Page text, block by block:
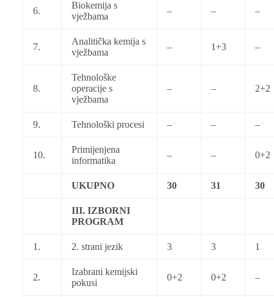
6.
Biokemija s
vježbama
– – –
7.
Analitička kemija s
vježbama
– 1+3 –
8.
Tehnološke
operacije s
vježbama
– – 2+2
9. Tehnološki procesi – – –
10.
Primijenjena
informatika
– – 0+2
UKUPNO 30 31 30
III. IZBORNI
PROGRAM
1. 2. strani jezik 3 3 1
2.
Izabrani kemijski
pokusi
0+2 0+2 –